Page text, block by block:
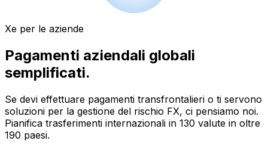
Xe per le aziende
Pagamenti aziendali globali
semplificati.
Se devi effettuare pagamenti transfrontalieri o ti servono
soluzioni per la gestione del rischio FX, ci pensiamo noi.
Pianifica trasferimenti internazionali in 130 valute in oltre
190 paesi.